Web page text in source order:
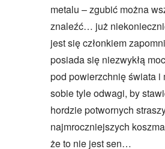
metalu – zgubić można
znaleźć… już
jest się członkiem
posiada się niezwykłą
pod powierzchnię świata i
sobie tyle odwagi, by
hordzie potwornych
najmroczniejszych
że to nie jest sen…